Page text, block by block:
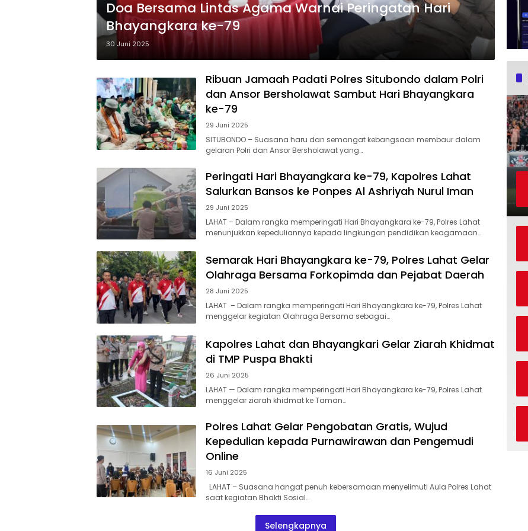
Doa Bersama Lintas Agama Warnai Peringatan Hari
Bhayangkara ke-79
30 Juni 2025
Ribuan Jamaah Padati Polres Situbondo dalam Polri
dan Ansor Bersholawat Sambut Hari Bhayangkara
ke-79
29 Juni 2025
SITUBONDO – Suasana haru dan semangat kebangsaan membaur dalam
gelaran Polri dan Ansor Bersholawat yang…
Peringati Hari Bhayangkara ke-79, Kapolres Lahat
Salurkan Bansos ke Ponpes Al Ashriyah Nurul Iman
29 Juni 2025
LAHAT – Dalam rangka memperingati Hari Bhayangkara ke-79, Polres Lahat
menunjukkan kepeduliannya kepada lingkungan pendidikan keagamaan…
Semarak Hari Bhayangkara ke-79, Polres Lahat Gelar
Olahraga Bersama Forkopimda dan Pejabat Daerah
28 Juni 2025
LAHAT – Dalam rangka memperingati Hari Bhayangkara ke-79, Polres Lahat
menggelar kegiatan Olahraga Bersama sebagai…
Kapolres Lahat dan Bhayangkari Gelar Ziarah Khidmat
di TMP Puspa Bhakti
26 Juni 2025
LAHAT — Dalam rangka memperingati Hari Bhayangkara ke-79, Polres Lahat
menggelar ziarah khidmat ke Taman…
Polres Lahat Gelar Pengobatan Gratis, Wujud
Kepedulian kepada Purnawirawan dan Pengemudi
Online
16 Juni 2025
LAHAT – Suasana hangat penuh kebersamaan menyelimuti Aula Polres Lahat
saat kegiatan Bhakti Sosial…
Selengkapnya